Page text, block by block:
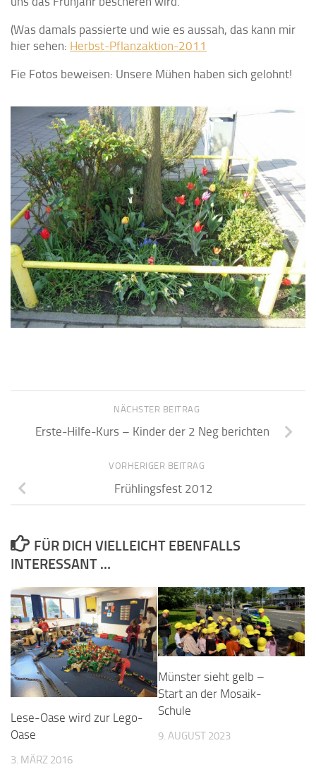
(Was damals passierte und wie es aussah, das kann mir
hier sehen: Herbst-Pflanzaktion-2011
Fie Fotos beweisen: Unsere Mühen haben sich gelohnt!
NÄCHSTER BEITRAG
Erste-Hilfe-Kurs – Kinder der 2 Neg berichten
VORHERIGER BEITRAG
Frühlingsfest 2012
FÜR DICH VIELLEICHT EBENFALLS
INTERESSANT …
Lese-Oase wird zur Lego-
Oase
3. MÄRZ 2016
Münster sieht gelb –
Start an der Mosaik-
Schule
9. AUGUST 2023